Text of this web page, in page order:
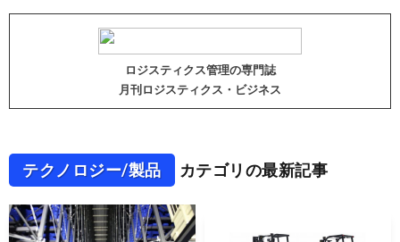
ロジスティクス管理の専門誌
月刊ロジスティクス・ビジネス
テクノロジー/製品 カテゴリの最新記事